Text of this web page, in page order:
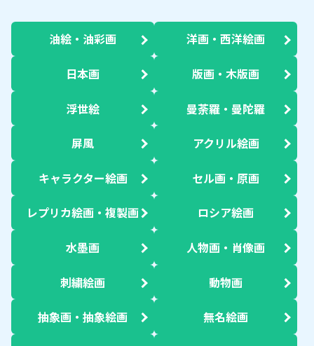
油絵・油彩画 洋画・西洋絵画
日本画 版画・木版画
浮世絵 曼荼羅・曼陀羅
屏風 アクリル絵画
キャラクター絵画 セル画・原画
レプリカ絵画・複製画 ロシア絵画
水墨画 人物画・肖像画
刺繍絵画 動物画
抽象画・抽象絵画 無名絵画